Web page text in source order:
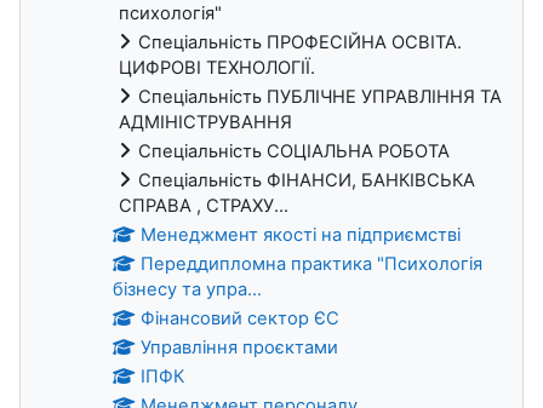
психологія"
Спеціальність ПРОФЕСІЙНА ОСВІТА.
ЦИФРОВІ ТЕХНОЛОГІЇ.
Спеціальність ПУБЛІЧНЕ УПРАВЛІННЯ ТА
АДМІНІСТРУВАННЯ
Спеціальність СОЦІАЛЬНА РОБОТА
Спеціальність ФІНАНСИ, БАНКІВСЬКА
СПРАВА , СТРАХУ...
Менеджмент якості на підприємстві
Переддипломна практика "Психологія
бізнесу та упра...
Фінансовий сектор ЄС
Управління проєктами
ІПФК